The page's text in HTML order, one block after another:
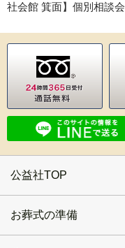
社会館 箕面】個別相談会
公益社TOP
お葬式の準備